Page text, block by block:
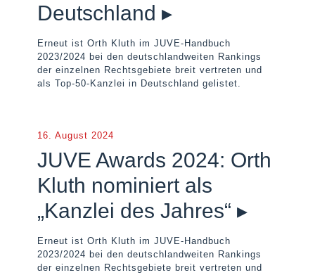
Deutschland ▸
Erneut ist Orth Kluth im JUVE-Handbuch
2023/2024 bei den deutschlandweiten Rankings
der einzelnen Rechtsgebiete breit vertreten und
als Top-50-Kanzlei in Deutschland gelistet.
16. August 2024
JUVE Awards 2024: Orth
Kluth nominiert als
„Kanzlei des Jahres“ ▸
Erneut ist Orth Kluth im JUVE-Handbuch
2023/2024 bei den deutschlandweiten Rankings
der einzelnen Rechtsgebiete breit vertreten und